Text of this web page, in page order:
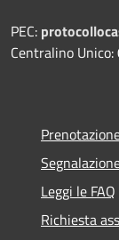
PEC:
Centralino
Leggi le FAQ
Richiesta